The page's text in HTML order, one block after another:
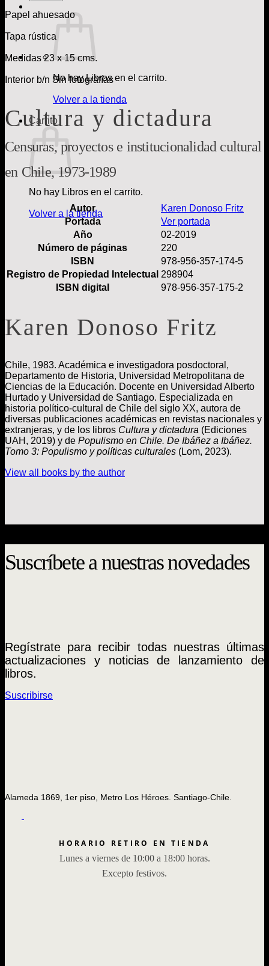
No hay Libros en el carrito.
Volver a la tienda
Carrito
No hay Libros en el carrito.
Volver a la tienda
Papel ahuesado
Tapa rústica
Medidas 23 x 15 cms.
Interior b/n Sin fotografías
Cultura y dictadura
Censuras, proyectos e institucionalidad cultural
en Chile, 1973-1989
Autor
Karen Donoso Fritz
Portada
Ver portada
Año
02-2019
Número de páginas
220
ISBN
978-956-357-174-5
Registro de Propiedad Intelectual 298904
ISBN digital
978-956-357-175-2
Karen Donoso Fritz
Chile, 1983. Académica e investigadora posdoctoral,
Departamento de Historia, Universidad Metropolitana de
Ciencias de la Educación. Docente en Universidad Alberto
Hurtado y Universidad de Santiago. Especializada en
historia político-cultural de Chile del siglo XX, autora de
diversas publicaciones académicas en revistas nacionales y
extranjeras, y de los libros Cultura y dictadura (Ediciones
UAH, 2019) y de Populismo en Chile. De Ibáñez a Ibáñez.
Tomo 3: Populismo y políticas culturales (Lom, 2023).
View all books by the author
Suscríbete a nuestras novedades
Regístrate para recibir todas nuestras últimas
actualizaciones y noticias de lanzamiento de
libros.
Suscribirse
Alameda 1869, 1er piso, Metro Los Héroes. Santiago-Chile.
HORARIO RETIRO EN TIENDA
Lunes a viernes de 10:00 a 18:00 horas.
Excepto festivos.